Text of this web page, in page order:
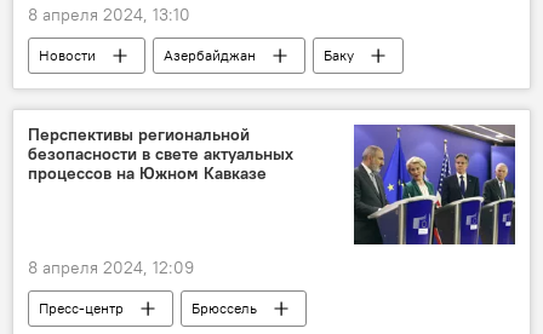
8 апреля 2024, 13:10
Новости Азербайджан
Баку
БРИКС
мероприятие
расширение
Торговля
Фархад Мамедов
Заур Мамедов
Перспективы региональной
безопасности в свете актуальных
процессов на Южном Кавказе
8 апреля 2024, 12:09
Пресс-центр
Брюссель